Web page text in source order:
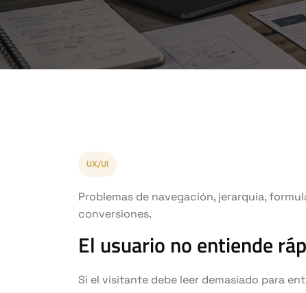
UX/UI
Problemas de navegación, jerarquía,
conversiones.
El usuario no entiende
Si el visitante debe leer demasiado para